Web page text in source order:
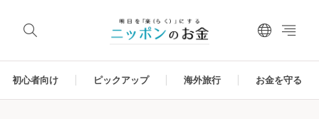
初心者向け ピックアップ 海外旅行 お金を守る